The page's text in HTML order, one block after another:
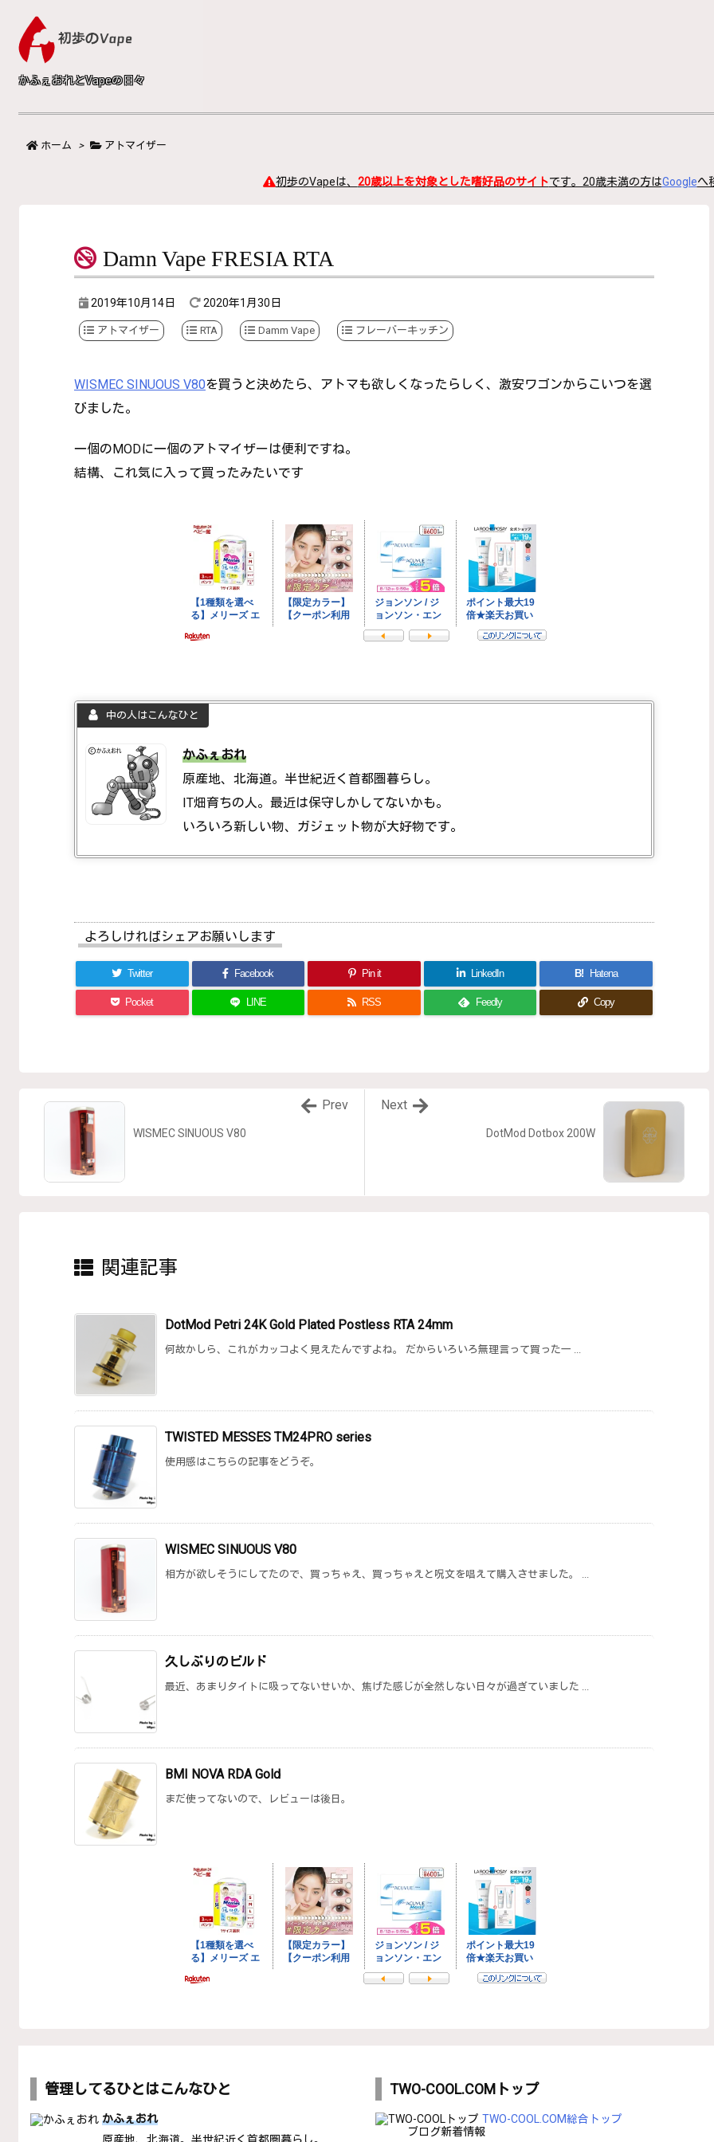
かふぇおれとVapeの日々
ホーム > アトマイザー
初歩のVapeは、 20歳以上を対象とした嗜好品のサイトです。20歳未満の方はGoogleへ
Damn Vape FRESIA RTA
2019年10月14日 2020年1月30日
アトマイザー RTA Damm Vape フレーバーキッチン
WISMEC SINUOUS V80を買うと決めたら、アトマも欲しくなったらしく、激安ワゴンからこいつを選
びました。
一個のMODに一個のアトマイザーは便利ですね。
結構、これ気に入って買ったみたいです
中の人はこんなひと
かふぇおれ
原産地、北海道。半世紀近く首都圏暮らし。
IT畑育ちの人。最近は保守しかしてないかも。
いろいろ新しい物、ガジェット物が大好物です。
よろしければシェアお願いします
Twitter Facebook Pin it LinkedIn B! Hatena
Pocket LINE RSS Feedly Copy
DotMod Dotbox 200W
Next
WISMEC SINUOUS V80
Prev
関連記事
DotMod Petri 24K Gold Plated Postless RTA 24mm
何故かしら、これがカッコよく見えたんですよね。 だからいろいろ無理言って買った一 ...
TWISTED MESSES TM24PRO series
使用感はこちらの記事をどうぞ。
WISMEC SINUOUS V80
相方が欲しそうにしてたので、買っちゃえ、買っちゃえと呪文を唱えて購入させました。 ...
久しぶりのビルド
最近、あまりタイトに吸ってないせいか、焦げた感じが全然しない日々が過ぎていました ...
BMI NOVA RDA Gold
まだ使ってないので、レビューは後日。
管理してるひとはこんなひと
かふぇおれ
原産地、北海道。半世紀近く首都圏暮らし。
TWO-COOL.COMトップ
TWO-COOL.COM総合トップ
ブログ新着情報